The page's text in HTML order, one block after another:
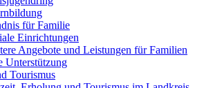
für Familie
Einrichtungen
Angebote und Leistungen für Familien
Unterstützung
Tourismus